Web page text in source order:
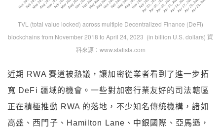
TVL (total value locked) across multiple Decentralized Finance (DeFi)
blockchains from November 2018 to April 24, 2023 (in billion U.S. dollars) 資
料來源：www.statista.com
近期 RWA 賽道被熱議，讓加密從業者看到了進一步拓
寬 DeFi 疆域的機會。一些對加密行業友好的司法轄區
正在積極推動 RWA 的落地，不少知名傳統機構，諸如
高盛、西門子、Hamilton Lane、中銀國際、亞馬遜，